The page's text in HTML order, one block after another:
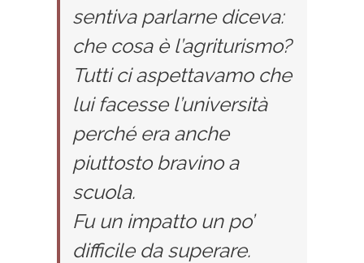
sentiva parlarne diceva:
che cosa è l’agriturismo?
Tutti ci aspettavamo che
lui facesse l’università
perché era anche
piuttosto bravino a
scuola.
Fu un impatto un po’
difficile da superare.